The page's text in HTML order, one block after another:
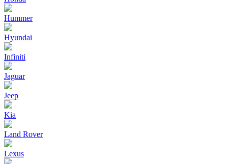
Hummer
Hyundai
Infiniti
Jaguar
Jeep
Kia
Land Rover
Lexus